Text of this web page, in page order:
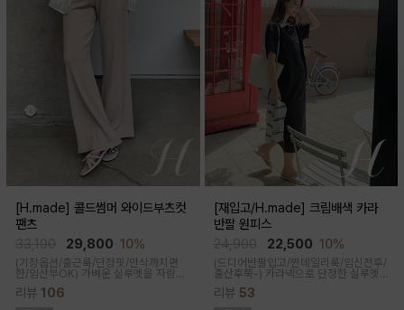
[H.made] 콜드썸머 와이드부츠컷
팬츠
29,800 10%
(기장옵션/출근룩/단정핏/만삭까지편
한/임산부OK) 가벼운 실루엣을 자랑하
는 와이드 부츠컷 팬츠예요~ 시원한 원
단감과 디자인으로 쾌적하게 착용돼요
리뷰 106
[재입고/H.made] 크림배색 카라
반팔 원피스
22,500 10%
(드디어반팔입고/찐데일리룩/임신전후/
출산후쭉-) 카라넥으로 단정한 실루엣
과 배색 디테일이 들어가면서 전체적으
로 여유있는 핏감과 미운 군살을 가려주
리뷰 53